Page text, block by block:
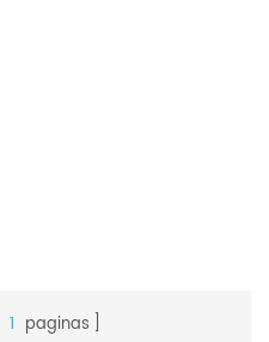
1 paginas